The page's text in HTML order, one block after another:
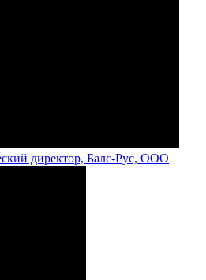
директор, Балс-Рус, ООО